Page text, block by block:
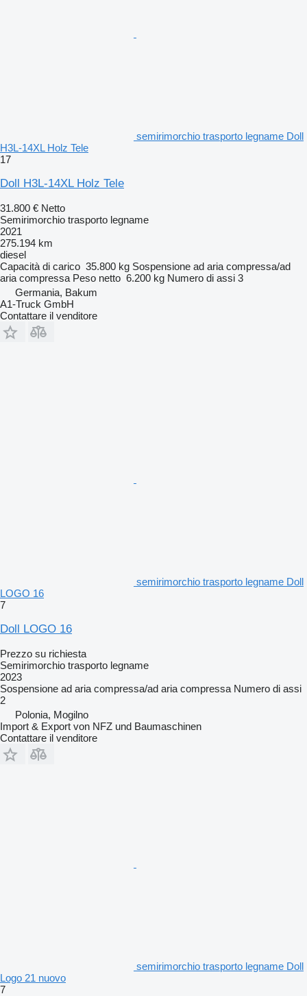
semirimorchio trasporto legname Doll
H3L-14XL Holz Tele
17
Doll H3L-14XL Holz Tele
31.800 € Netto
Semirimorchio trasporto legname
2021
275.194 km
diesel
Capacità di carico 35.800 kg Sospensione ad aria compressa/ad
aria compressa Peso netto 6.200 kg Numero di assi 3
Germania, Bakum
A1-Truck GmbH
Contattare il venditore
semirimorchio trasporto legname Doll
LOGO 16
7
Doll LOGO 16
Prezzo su richiesta
Semirimorchio trasporto legname
2023
Sospensione ad aria compressa/ad aria compressa Numero di assi
2
Polonia, Mogilno
Import & Export von NFZ und Baumaschinen
Contattare il venditore
semirimorchio trasporto legname Doll
Logo 21 nuovo
7